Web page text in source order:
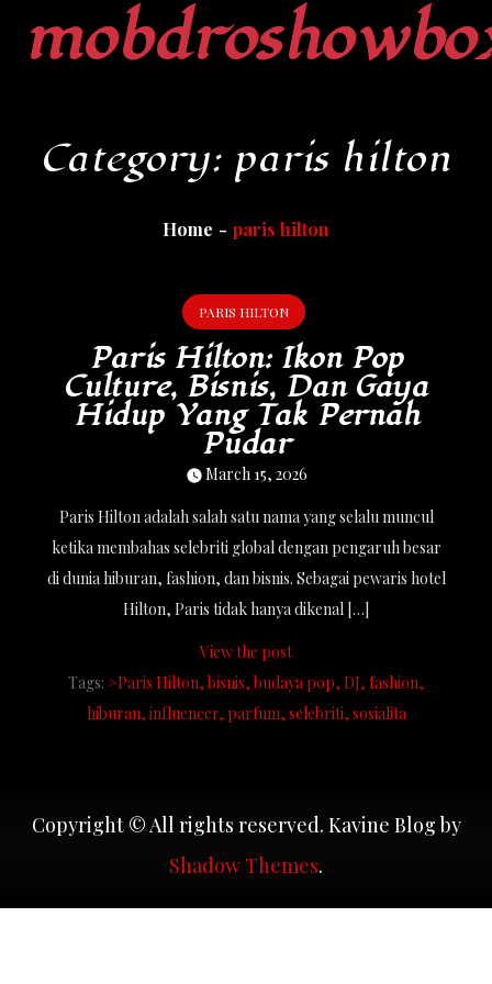
Category: paris hilton
Home paris hilton
PARIS HILTON
Paris Hilton: Ikon Pop
Culture, Bisnis, Dan Gaya
Hidup Yang Tak Pernah
Pudar
March 15, 2026
Paris Hilton adalah salah satu nama yang selalu muncul
ketika membahas selebriti global dengan pengaruh besar
di dunia hiburan, fashion, dan bisnis. Sebagai pewaris hotel
Hilton, Paris tidak hanya dikenal […]
View the post
Tags: >Paris Hilton bisnis budaya pop DJ fashion
hiburan influencer parfum selebriti sosialita
Copyright © All rights reserved. Kavine Blog by
Shadow Themes.